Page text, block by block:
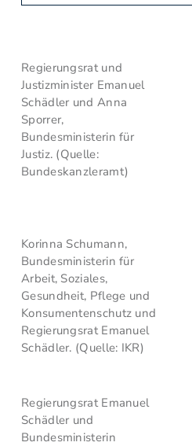
Regierungsrat und
Justizminister Emanuel
Schädler und Anna
Sporrer,
Bundesministerin für
Justiz. (Quelle:
Bundeskanzleramt)
Korinna Schumann,
Bundesministerin für
Arbeit, Soziales,
Gesundheit, Pflege und
Konsumentenschutz und
Regierungsrat Emanuel
Schädler. (Quelle: IKR)
Regierungsrat Emanuel
Schädler und
Bundesministerin